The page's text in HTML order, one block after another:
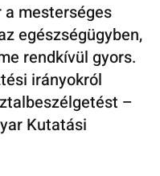
a mesterséges
egészségügyben,
rendkívül gyors.
irányokról
–
Kutatási